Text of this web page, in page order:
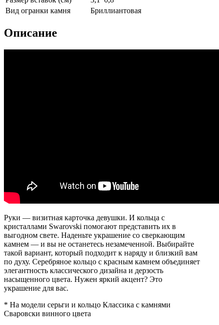
Вид огранки камня
Бриллиантовая
Описание
Руки — визитная карточка девушки. И кольца с
кристаллами Swarovski помогают представить их в
выгодном свете. Наденьте украшение со сверкающим
камнем — и вы не останетесь незамеченной. Выбирайте
такой вариант, который подходит к наряду и близкий вам
по духу. Серебряное кольцо с красным камнем объединяет
элегантность классического дизайна и дерзость
насыщенного цвета. Нужен яркий акцент? Это
украшение для вас.
* На модели серьги и кольцо Классика с камнями
Сваровски винного цвета